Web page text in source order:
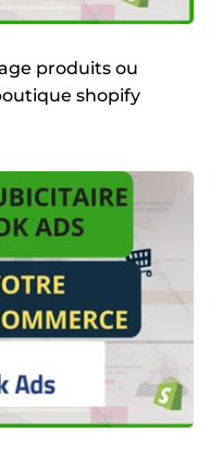
produits ou
shopify